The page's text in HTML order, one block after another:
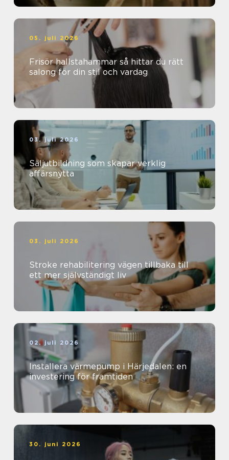
05. juli 2026
Frisör hallstahammar så hittar du rätt
salong för din stil och vardag
03. juli 2026
Säljutbildning som skapar verklig
affärsnytta
03. juli 2026
Stroke rehabilitering vägen tillbaka till
ett mer självständigt liv
02. juli 2026
Installera värmepump i Härjedalen: en
investering för framtiden
30. juni 2026